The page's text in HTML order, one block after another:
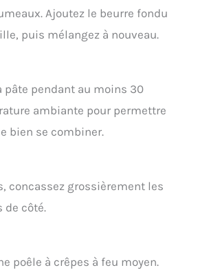
Ajoutez le beurre fondu
puis mélangez à nouveau.
pâte pendant au moins 30
ambiante pour permettre
bien se combiner.
concassez grossièrement les
de côté.
poêle à crêpes à feu moyen.